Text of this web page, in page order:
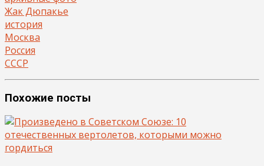
Жак Дюпакье
история
Москва
Россия
СССР
Похожие посты